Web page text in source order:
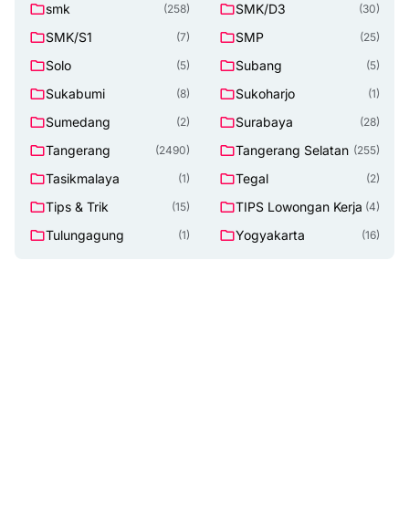
smk (258) SMK/D3 (30)
SMK/S1 (7) SMP (25)
Solo (5) Subang (5)
Sukabumi (8) Sukoharjo (1)
Sumedang (2) Surabaya (28)
Tangerang (2490) Tangerang Selatan (255)
Tasikmalaya (1) Tegal (2)
Tips & Trik (15) TIPS Lowongan Kerja (4)
Tulungagung (1) Yogyakarta (16)